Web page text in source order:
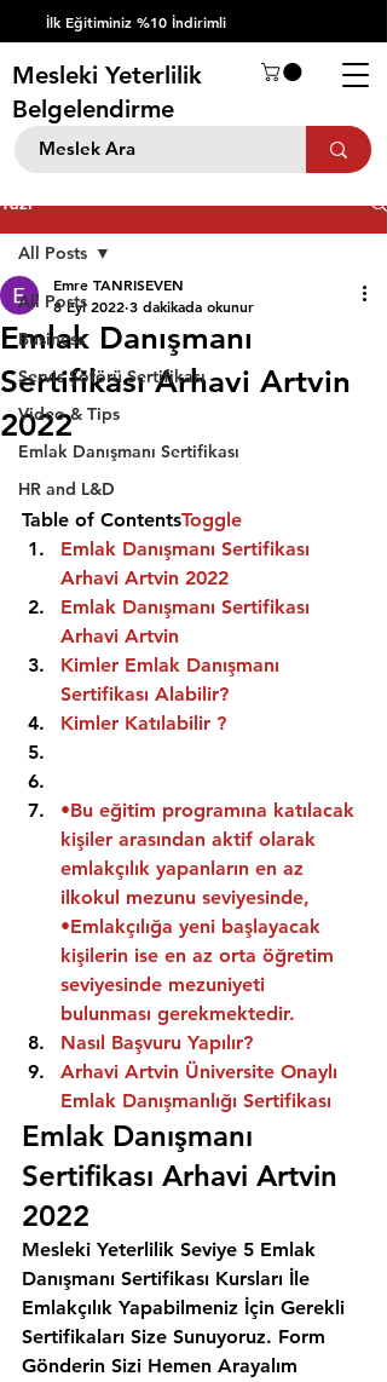
İlk Eğitiminiz %10 İndirimli
Mesleki Yeterlilik
Belgelendirme
Yazı
All Posts
Business
Servis Şöförü Sertifikası
Video & Tips
Emlak Danışmanı Sertifikası
HR and L&D
All Posts
Emlak Danışmanı
Sertifikası Arhavi Artvin
2022
Emre TANRISEVEN
8 Eyl 2022 3 dakikada okunur
Table of ContentsToggle
Emlak Danışmanı Sertifikası
Arhavi Artvin 2022
Emlak Danışmanı Sertifikası
Arhavi Artvin
Kimler Emlak Danışmanı
Sertifikası Alabilir?
Kimler Katılabilir ?
•Bu eğitim programına katılacak
kişiler arasından aktif olarak
emlakçılık yapanların en az
ilkokul mezunu seviyesinde,
•Emlakçılığa yeni başlayacak
kişilerin ise en az orta öğretim
seviyesinde mezuniyeti
bulunması gerekmektedir.
Nasıl Başvuru Yapılır?
Arhavi Artvin Üniversite Onaylı
Emlak Danışmanlığı Sertifikası
Emlak Danışmanı
Sertifikası Arhavi Artvin
2022
Mesleki Yeterlilik Seviye 5 Emlak
Danışmanı Sertifikası Kursları İle
Emlakçılık Yapabilmeniz İçin Gerekli
Sertifikaları Size Sunuyoruz. Form
Gönderin Sizi Hemen Arayalım